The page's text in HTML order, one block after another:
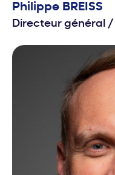
Philippe BREISS
Directeur général /